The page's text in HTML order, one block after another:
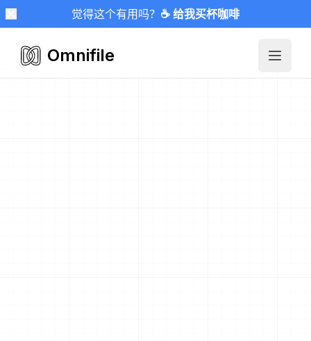
觉得这个有用吗？ ☕ 给我买杯咖啡
Omnifile